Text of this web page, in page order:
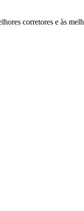
corretores e às